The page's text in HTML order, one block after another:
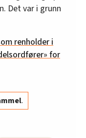
Det var i grunn
renholder i
for
.